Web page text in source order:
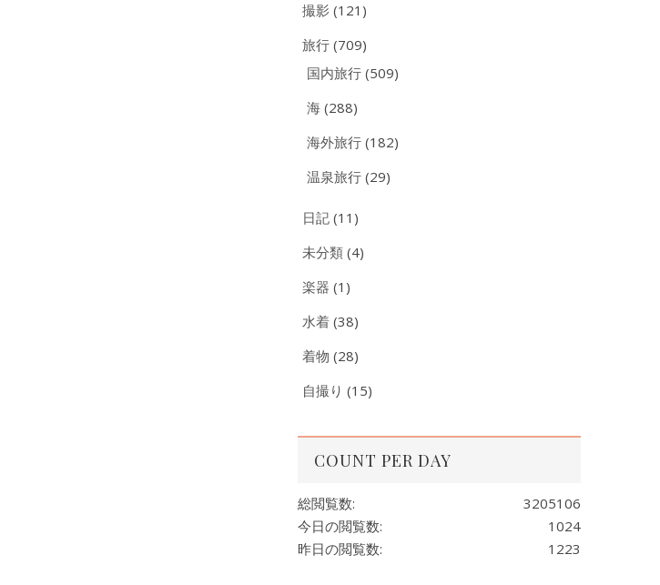
撮影 (121)
旅行 (709)
国内旅行 (509)
海 (288)
海外旅行 (182)
温泉旅行 (29)
日記 (11)
未分類 (4)
楽器 (1)
水着 (38)
着物 (28)
自撮り (15)
COUNT PER DAY
3205106
総閲覧数:
1024
今日の閲覧数:
1223
昨日の閲覧数: